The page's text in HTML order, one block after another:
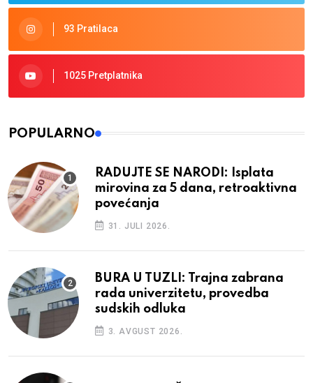
93 Pratilaca
1025 Pretplatnika
POPULARNO
RADUJTE SE NARODI: Isplata
mirovina za 5 dana, retroaktivna
povećanja
31. JULI 2026.
BURA U TUZLI: Trajna zabrana
rada univerzitetu, provedba
sudskih odluka
3. AVGUST 2026.